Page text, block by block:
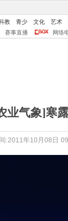
教 青少 文化
艺术
赛事直播 网络
业气象]寒
:2011年10月08日